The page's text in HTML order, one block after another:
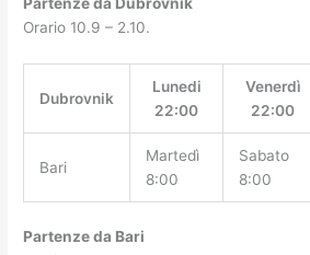
Orario 10.9 – 2.10.
Dubrovnik
Lunedi
22:00
Venerdì
22:00
Bari
Martedì
8:00
Sabato
8:00
Partenze da Bari